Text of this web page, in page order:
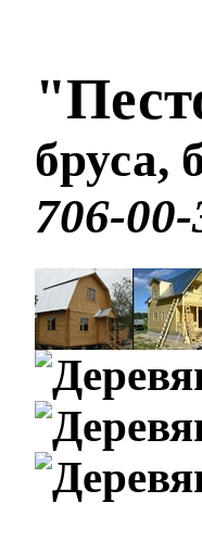
бруса,
706-